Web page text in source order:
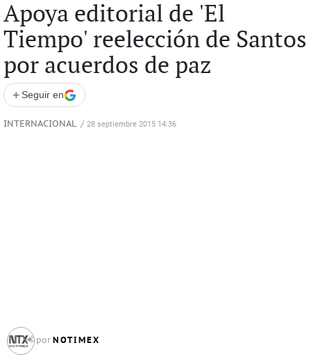
Apoya editorial de 'El
Tiempo' reelección de Santos
por acuerdos de paz
+ Seguir en
INTERNACIONAL / 28 septiembre 2015 14:36
por NOTIMEX